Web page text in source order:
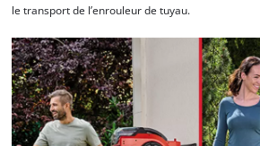
le transport de l’enrouleur de tuyau.